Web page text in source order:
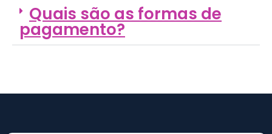
Quais são as formas de
pagamento?